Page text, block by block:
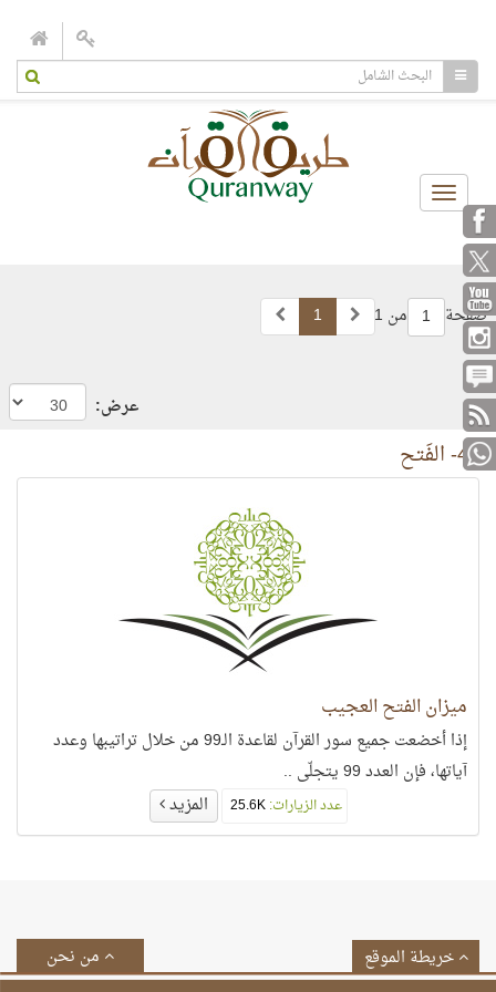
Toggle
navigation
صفحة 1 من 1 1
عرض:
48- الفَتح
ميزان الفتح العجيب
إذا أخضعت جميع سور القرآن لقاعدة الـ99 من خلال تراتيبها وعدد
آياتها، فإن العدد 99 يتجلّى ..
عدد الزيارات:25.6K المزيد
من نحن خريطة الموقع